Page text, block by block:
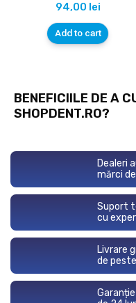
94,00 lei
Add to cart
BENEFICIILE DE A
SHOPDENT.RO?
Dealeri
mărci
Suport
cu
Livrare
de